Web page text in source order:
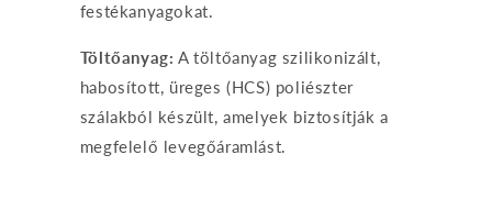
festékanyagokat.
Töltőanyag: A töltőanyag szilikonizált,
habosított, üreges (HCS) poliészter
szálakból készült, amelyek biztosítják a
megfelelő levegőáramlást.